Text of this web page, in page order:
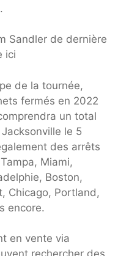
Sandler de dernière
ici
de la tournée,
fermés en 2022
un total
le 5
des arrêts
Miami,
Boston,
Chicago, Portland,
encore.
en vente via